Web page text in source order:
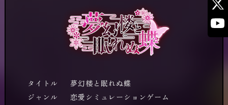
タイトル
夢幻楼と眠れぬ蝶
ジャンル
恋愛シミュレーションゲーム